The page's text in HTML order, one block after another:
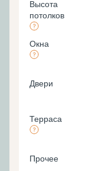
Высота
потолков
Окна
Двери
Терраса
Прочее